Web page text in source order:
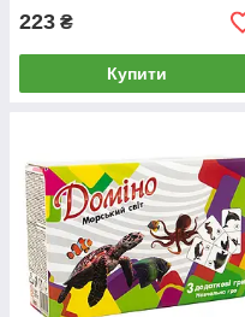
223 ₴
Купити